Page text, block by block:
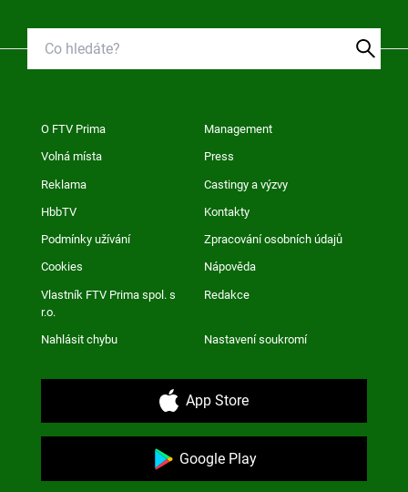
O FTV Prima Management
Volná místa Press
Reklama Castingy a výzvy
HbbTV Kontakty
Podmínky užívání Zpracování osobních údajů
Cookies Nápověda
Vlastník FTV Prima spol. s
r.o.
Redakce
Nahlásit chybu Nastavení soukromí
App Store
Google Play